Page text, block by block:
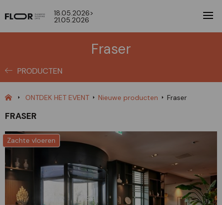
18.05.2026>
21.05.2026
Fraser
PRODUCTEN
ONTDEK HET EVENT Nieuwe producten Fraser
FRASER
Zachte vloeren